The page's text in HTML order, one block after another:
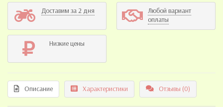
Доставим за 2 дня
Любой вариант
оплаты
Низкие цены
Описание Характеристики Отзывы (0)